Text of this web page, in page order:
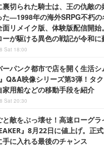
裏切られた騎士は、王の仇敵の
た―1998年の海外SRPG不朽の
面リメイク版、体験版配信開始
ーが駆ける異色の戦記が令和に
Sat 18:00
ーパンク都市で店を開く生活
Q&A映像シリーズ第3弾！タク
家用船などの移動手段を紹介
Sat 20:30
と敵をぶっ壊せ！高速ローグラ
』8月22日に値上げ。正
手に入れる最後のチャンス